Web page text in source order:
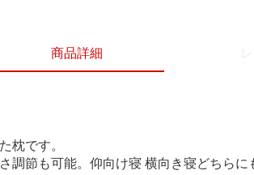
商品詳細
枕です。
調節も可能。仰向け寝 横向き寝どちらに